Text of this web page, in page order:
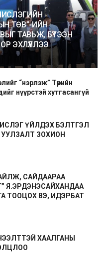
ТӨВ”-ИЙН
ТАВЬЖ, БҮТЭЭН
ЭХЛҮҮЛЛЭЭ
“нэрлэж” Төрийн
нүүрстэй хутгасангүй
ҮЙЛДЭХ БЭЛТГЭЛ
ЗОХИОН
САЙДААРАА
Я.ЭРДЭНЭСАЙХАНДАА
ТООЦОХ ВЭ, ИДЭРБАТ
ХААЛГАНЫ